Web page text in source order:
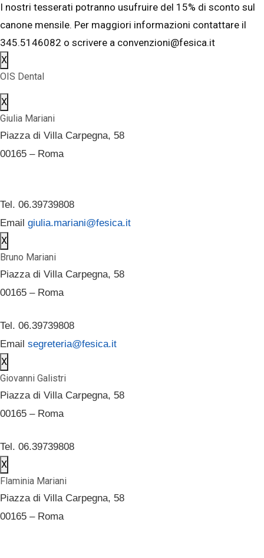
I nostri tesserati potranno usufruire del 15% di sconto sul
canone mensile. Per maggiori informazioni contattare il
345.5146082 o scrivere a convenzioni@fesica.it
X
OIS Dental
X
Giulia Mariani
Piazza di Villa Carpegna, 58
00165 – Roma
Tel. 06.39739808
Email giulia.mariani@fesica.it
X
Bruno Mariani
Piazza di Villa Carpegna, 58
00165 – Roma
Tel. 06.39739808
Email segreteria@fesica.it
X
Giovanni Galistri
Piazza di Villa Carpegna, 58
00165 – Roma
Tel. 06.39739808
X
Flaminia Mariani
Piazza di Villa Carpegna, 58
00165 – Roma